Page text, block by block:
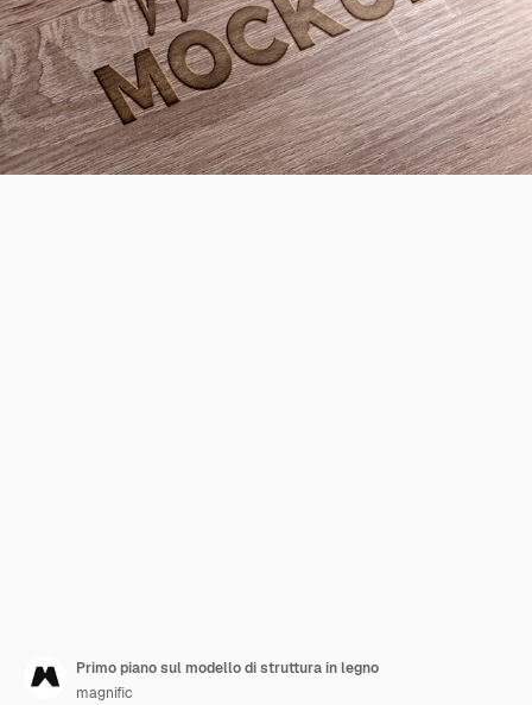
Primo piano sul modello di struttura in legno
magnific